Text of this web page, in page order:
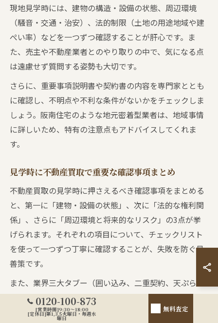
現地見学時には、建物の構造・設備の状態、周辺環境
（騒音・交通・治安）、法的制限（土地の用途地域や建
ぺい率）などを一つずつ確認することが肝心です。ま
た、売主や不動産業者とのやり取りの中で、気になる点
は遠慮せず質問する姿勢も大切です。
さらに、重要事項説明書や契約書の内容を専門家ととも
に確認し、不明点や不利な条件がないかをチェックしま
しょう。阪南住宅のような地元密着型業者は、地域事情
に詳しいため、特有の注意点もアドバイスしてくれま
す。
見学時に不動産買取で重要な確認事項まとめ
不動産買取の見学時に押さえるべき確認事項をまとめる
と、第一に「建物・設備の状態」、次に「法的な権利関
係」、さらに「周辺環境と将来的なリスク」の3点が挙
げられます。それぞれの項目について、チェックリスト
を使って一つずつ丁寧に確認することが、失敗を防ぐ最
善策です。
また、業界三大タブー（囲い込み、二重契約、天ぷらな
ど）や専門用語への理解も重要です。わからない言葉や
不明な点はすぐに質問し、納得できるまで説明を受けま
0120-100-873
[営業時間]9:30～18:00
[定休日]第1,3,5火曜日・毎週水
曜日
無料査定